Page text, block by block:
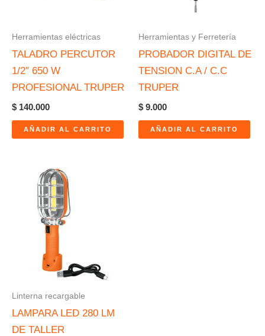
Herramientas eléctricas
TALADRO PERCUTOR
1/2″ 650 W
PROFESIONAL TRUPER
$ 140.000
AÑADIR AL CARRITO
Herramientas y Ferretería
PROBADOR DIGITAL DE
TENSION C.A / C.C
TRUPER
$ 9.000
AÑADIR AL CARRITO
Linterna recargable
LAMPARA LED 280 LM
DE TALLER